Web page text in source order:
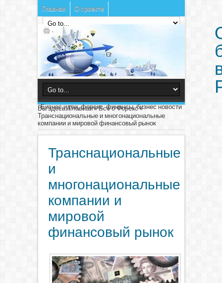
Главная О проекте
Бизнес идеи, форекс, финансы, бизнес новости
Вы здесь:Главная»Все о Форекс»
Транснациональные и многонациональные
компании и мировой финансовый рынок
Транснациональные
и
многонациональные
компании и
мировой
финансовый рынок